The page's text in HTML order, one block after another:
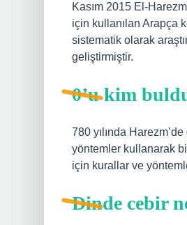
Kasım 2015 El-
için kullanılan Arapça
sistematik olarak
geliştirmiştir.
0’u kim
780 yılında
yöntemler kullanarak
için kurallar ve
Dinde cebir